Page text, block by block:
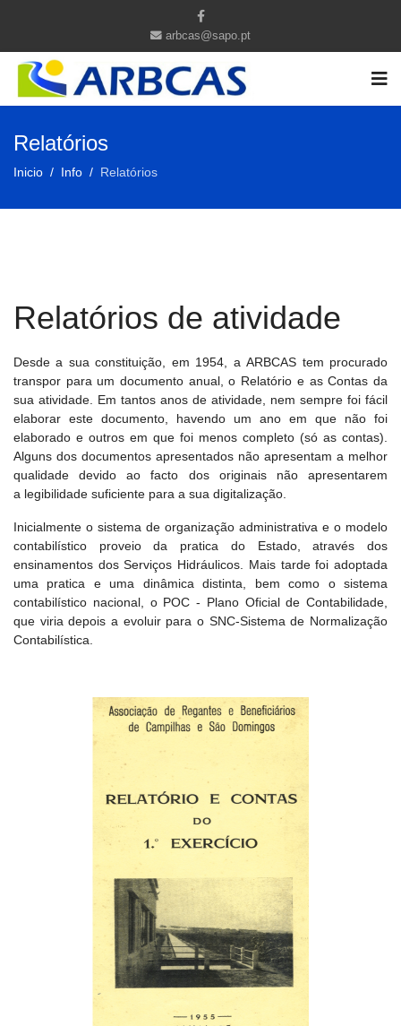
arbcas@sapo.pt
Relatórios
Inicio Info Relatórios
Relatórios de atividade
Desde a sua constituição, em 1954, a ARBCAS tem procurado
transpor para um documento anual, o Relatório e as Contas da
sua atividade. Em tantos anos de atividade, nem sempre foi fácil
elaborar este documento, havendo um ano em que não foi
elaborado e outros em que foi menos completo (só as contas).
Alguns dos documentos apresentados não apresentam a melhor
qualidade devido ao facto dos originais não apresentarem
a legibilidade suficiente para a sua digitalização.
Inicialmente o sistema de organização administrativa e o modelo
contabilístico proveio da pratica do Estado, através dos
ensinamentos dos Serviços Hidráulicos. Mais tarde foi adoptada
uma pratica e uma dinâmica distinta, bem como o sistema
contabilístico nacional, o POC - Plano Oficial de Contabilidade,
que viria depois a evoluir para o SNC-Sistema de Normalização
Contabilística.